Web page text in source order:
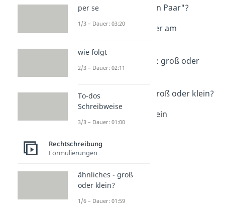
"ein paar" oder "ein Paar"?
am wichtigsten oder am
Dauer: 01:20
Nach Doppelpunkt: groß oder
klein?
Nach Bindestrich groß oder klein?
Dauer: 01:15
heute groß oder klein
Dauer: 00:49
Dauer: 01:26
per se
1/3 – Dauer: 03:20
wie folgt
2/3 – Dauer: 02:11
To-dos
Schreibweise
3/3 – Dauer: 01:00
Rechtschreibung
Formulierungen
ähnliches - groß
oder klein?
1/6 – Dauer: 01:59